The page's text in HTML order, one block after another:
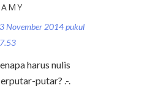
November 2014 pukul
harus nulis
putar? .-.